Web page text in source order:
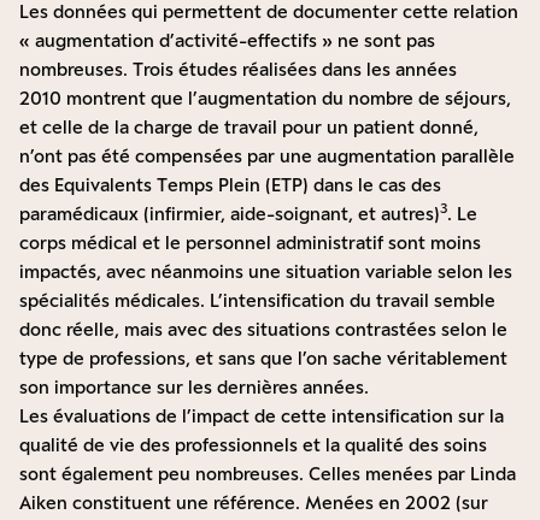
Les données qui permettent de documenter cette relation
« augmentation d’activité-effectifs » ne sont pas
nombreuses. Trois études réalisées dans les années
2010 montrent que l’augmentation du nombre de séjours,
et celle de la charge de travail pour un patient donné,
n’ont pas été compensées par une augmentation parallèle
des Equivalents Temps Plein (ETP) dans le cas des
paramédicaux (infirmier, aide-soignant, et autres)3. Le
corps médical et le personnel administratif sont moins
impactés, avec néanmoins une situation variable selon les
spécialités médicales. L’intensification du travail semble
donc réelle, mais avec des situations contrastées selon le
type de professions, et sans que l’on sache véritablement
son importance sur les dernières années.
Les évaluations de l’impact de cette intensification sur la
qualité de vie des professionnels et la qualité des soins
sont également peu nombreuses. Celles menées par Linda
Aiken constituent une référence. Menées en 2002 (sur